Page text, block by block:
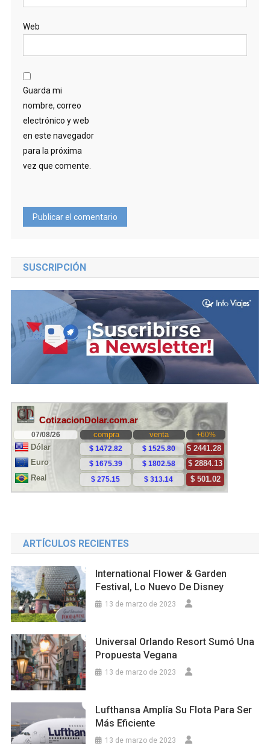
Web
Guarda mi
nombre, correo
electrónico y web
en este navegador
para la próxima
vez que comente.
SUSCRIPCIÓN
ARTÍCULOS RECIENTES
International Flower & Garden
Festival, Lo Nuevo De Disney
13 de marzo de 2023
Universal Orlando Resort Sumó Una
Propuesta Vegana
13 de marzo de 2023
Lufthansa Amplía Su Flota Para Ser
Más Eficiente
13 de marzo de 2023